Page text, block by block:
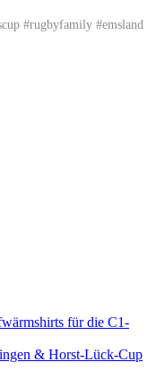
#rugbyfamily #emsland
für die C1-
& Horst-Lück-Cup